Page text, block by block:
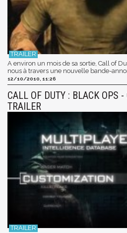
A environ un mois de sa sortie, Call of
nous à travers une nouvelle bande-
12/10/2010, 11:26
CALL OF DUTY : BLACK OPS
TRAILER